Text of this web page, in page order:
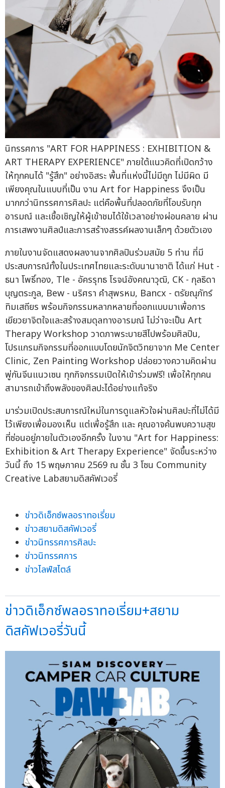
นิทรรศการ "ART FOR HAPPINESS : EXHIBITION &
ART THERAPY EXPERIENCE" ภายใต้แนวคิดที่เปิดกว้าง
ให้ทุกคนได้ "รู้สึก" อย่างอิสระ พื้นที่แห่งนี้ไม่มีถูก ไม่มีผิด มี
เพียงคุณในแบบที่เป็น งาน Art for Happiness จึงเป็น
มากกว่านิทรรศการศิลปะ แต่คือพื้นที่ปลอดภัยที่โอบรับทุก
อารมณ์ และเชื้อเชิญให้ผู้เข้าชมได้ใช้เวลาอย่างผ่อนคลาย ผ่าน
การเสพงานศิลป์และการสร้างสรรค์ผลงานเล็กๆ ด้วยตัวเอง
ภายในงานจัดแสดงผลงานจากศิลปินร่วมสมัย 5 ท่าน ที่มี
ประสบการณ์ทั้งในประเทศไทยและระดับนานาชาติ ได้แก่ Hut -
ธนา โพธิ์ทอง, Tle - อัครรุทธ โรจน์อังคณาวุฒิ, CK - กุลธิดา
บุญตระกูล, Bew - นริศรา คำสุพรหม, Bancx - ตรัยณุภัทร์
ทิมเสถียร พร้อมกิจกรรมหลากหลายที่ออกแบบมาเพื่อการ
เยียวยาจิตใจและสร้างสมดุลทางอารมณ์ ไม่ว่าจะเป็น Art
Therapy Workshop วาดภาพระบายสีไปพร้อมศิลปิน,
โปรแกรมกิจกรรมที่ออกแบบโดยนักจิตวิทยาจาก Me Center
Clinic, Zen Painting Workshop ปล่อยวางความคิดผ่าน
พู่กันจีนแนวเซน ทุกกิจกรรมเปิดให้เข้าร่วมฟรี! เพื่อให้ทุกคน
สามารถเข้าถึงพลังของศิลปะได้อย่างแท้จริง
มาร่วมเปิดประสบการณ์ใหม่ในการดูแลหัวใจผ่านศิลปะที่ไม่ได้มี
ไว้เพียงเพื่อมองเห็น แต่เพื่อรู้สึก และ คุณอาจค้นพบความสุข
ที่ซ่อนอยู่ภายในตัวเองอีกครั้ง ในงาน "Art for Happiness:
Exhibition & Art Therapy Experience" จัดขึ้นระหว่าง
วันนี้ ถึง 15 พฤษภาคม 2569 ณ ชั้น 3 โซน Community
Creative Labสยามดิสคัฟเวอรี่
ข่าวดิเอ็กซ์พลอราทอเรี่ยม
ข่าวสยามดิสคัฟเวอรี่
ข่าวนิทรรศการศิลปะ
ข่าวนิทรรศการ
ข่าวไลฟ์สไตล์
ข่าวดิเอ็กซ์พลอราทอเรี่ยม+สยาม
ดิสคัฟเวอรี่วันนี้